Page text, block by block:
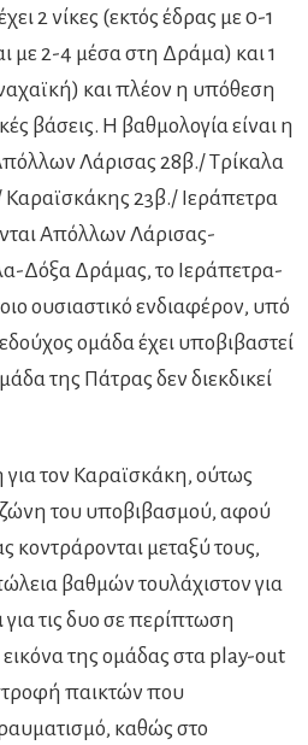
2 νίκες (εκτός έδρας με 0-1
με 2-4 μέσα στη Δράμα) και 1
και πλέον η υπόθεση
βάσεις. Η βαθμολογία είναι η
Λάρισας 28β./ Τρίκαλα
23β./ Ιεράπετρα
Απόλλων Λάρισας-
Δόξα Δράμας, το Ιεράπετρα-
ουσιαστικό ενδιαφέρον, υπό
ομάδα έχει υποβιβαστεί
της Πάτρας δεν διεκδικεί
για τον Καραϊσκάκη, ούτως
του υποβιβασμού, αφού
κοντράρονται μεταξύ τους,
βαθμών τουλάχιστον για
τις δυο σε περίπτωση
της ομάδας στα play-out
παικτών που
καθώς στο